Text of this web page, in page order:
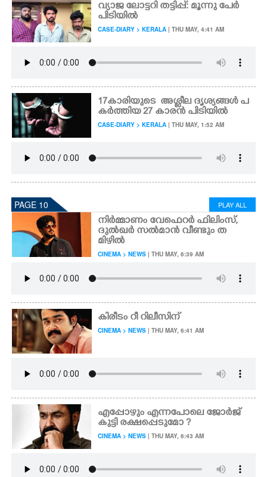
വ്യാജ ലോട്ടറി തട്ടിപ്പ്: മൂന്നു പേർ
പിടിയിൽ
CASE-DIARY > KERALA | THU MAY, 4:41 AM
17​കാ​രി​യു​ടെ​ ​ അശ്ളീല ദൃശ്യങ്ങൾ പ​
ക​ർ​ത്തി​യ​ 27​ ​കാ​ര​ൻ​ ​പി​ടി​യിൽ
CASE-DIARY > KERALA | THU MAY, 1:52 AM
PAGE 10 PLAY ALL
നിർമ്മാണം വേഫെറർ ഫിലിംസ്,
ദുൽഖർ സൽമാൻ വീണ്ടും ത
മിഴിൽ
CINEMA > NEWS | THU MAY, 6:39 AM
കിരീടം റീ റിലീസിന്
CINEMA > NEWS | THU MAY, 6:41 AM
എപ്പോഴും എന്നപോലെ ജോർജ്
കുട്ടി രക്ഷപ്പെടുമോ ?
CINEMA > NEWS | THU MAY, 6:43 AM